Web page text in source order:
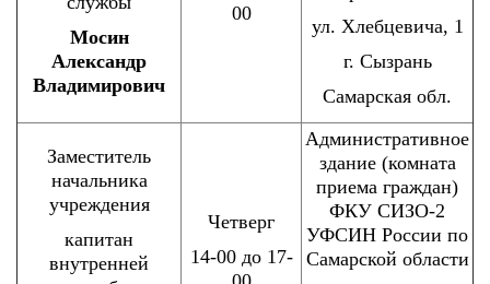
Мосин
Александр
Владимирович
00
ул. Хлебцевича, 1
г. Сызрань
Самарская обл.
Заместитель
начальника
учреждения
капитан
внутренней
Четверг
14-00 до 17-
Административное
здание (комната
приема граждан)
ФКУ СИЗО-2
УФСИН России по
Самарской области